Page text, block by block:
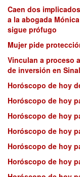
Caen dos
a la abogada
sigue prófugo
Mujer pide
Vinculan a proceso
de inversión en
Horóscopo de hoy
Horóscopo de hoy
Horóscopo de hoy
Horóscopo de hoy
Horóscopo de hoy
Horóscopo de hoy